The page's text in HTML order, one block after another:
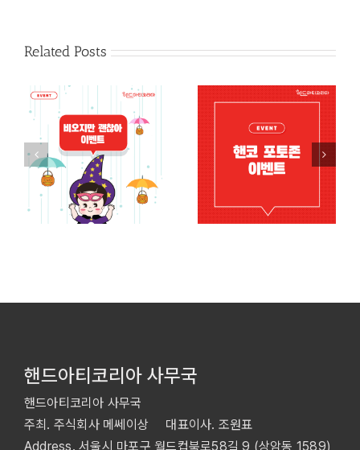
Related Posts
핸드아티코리아 사무국
핸드아티코리아 사무국
주최. 주식회사 메쎄이상 대표이사. 조원표
Address. 서울시 마포구 월드컵북로58길 9 (상암동 1589)